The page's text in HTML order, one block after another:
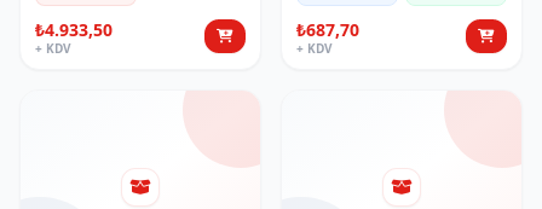
₺4.933,50
+ KDV
₺687,70
+ KDV